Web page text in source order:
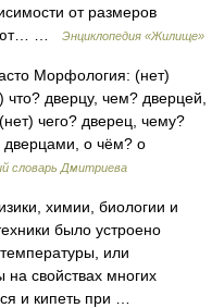
от размеров
…
Энциклопедия «Жилище»
Морфология: (нет)
дверцу, чем? дверцей,
чего? дверец, чему?
дверцами, о чём? о
словарь Дмитриева
химии, биологии и
было устроено
или
свойствах многих
и кипеть при …